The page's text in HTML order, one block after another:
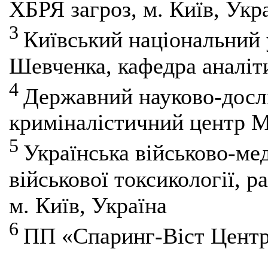
ХБРЯ загроз, м. Київ,
3 Київський національний
Шевченка, кафедра
4 Державний науково-
криміналістичний центр
5 Українська військово-
військової токсикології,
м. Київ, Україна
6 ПП «Спаринг-Віст